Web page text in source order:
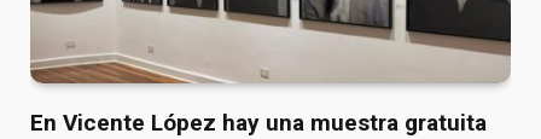
En Vicente López hay una muestra gratuita